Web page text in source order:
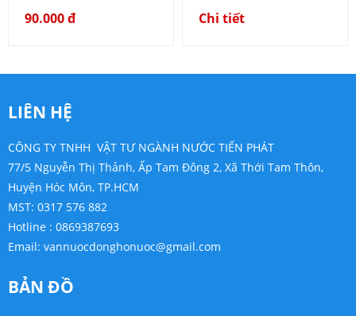
90.000 đ Chi tiết
LIÊN HỆ
CÔNG TY TNHH VẬT TƯ NGÀNH NƯỚC TIẾN PHÁT
77/5 Nguyễn Thị Thảnh, Ấp Tam Đông 2, Xã Thới Tam Thôn,
Huyện Hóc Môn, TP.HCM
MST: 0317 576 882
Hotline : 0869387693
Email: vannuocdonghonuoc@gmail.com
BẢN ĐỒ